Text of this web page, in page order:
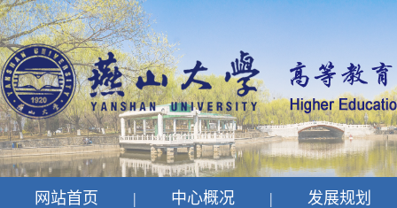
网站首页 | 中心概况 | 发展规划